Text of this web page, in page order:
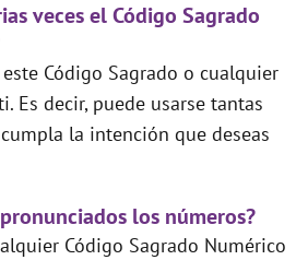
veces el Código Sagrado
Código Sagrado o cualquier
Es decir, puede usarse tantas
la intención que deseas
los números?
Código Sagrado Numérico